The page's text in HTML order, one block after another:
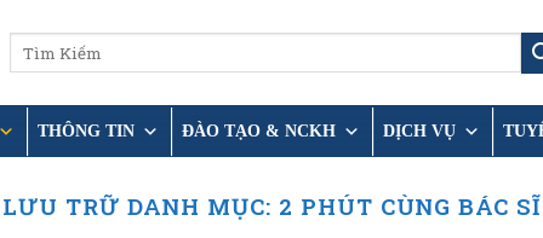
THÔNG TIN ĐÀO TẠO & NCKH DỊCH VỤ
LƯU TRỮ DANH MỤC: 2 PHÚT CÙNG BÁC SĨ